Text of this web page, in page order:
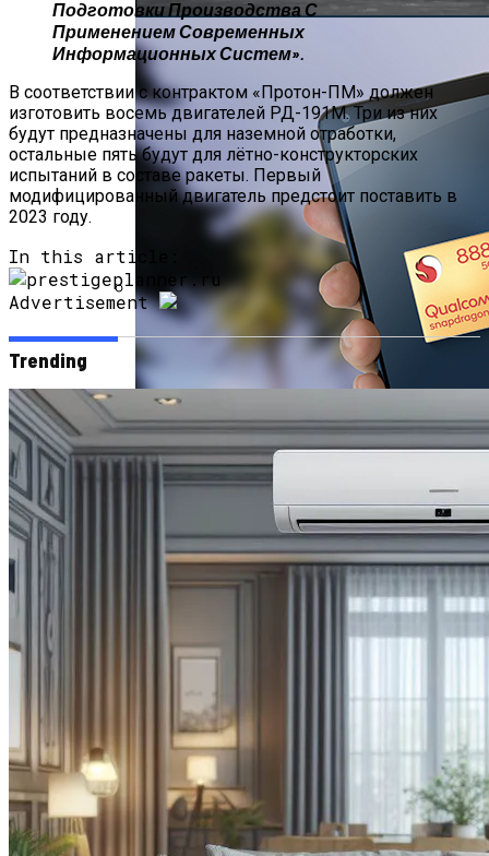
Китай Готовит Путешествие К Луне
Новые Лидеры Бенчмарка
Смартфонов AnTuTu — Супермощные
Смартфоны На Базе Snapdragon 888
Подготовки Производства С
Применением Современных
Информационных Систем».
В соответствии с контрактом «Протон-ПМ» должен
изготовить восемь двигателей РД-191М. Три из них
будут предназначены для наземной отработки,
остальные пять будут для лётно-конструкторских
испытаний в составе ракеты. Первый
модифицированный двигатель предстоит поставить в
2023 году.
In this article:
Advertisement
Trending